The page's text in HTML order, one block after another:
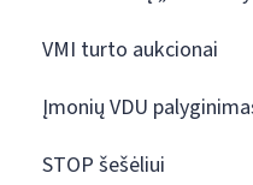
VMI turto aukcionai
Įmonių VDU
STOP šešėliui